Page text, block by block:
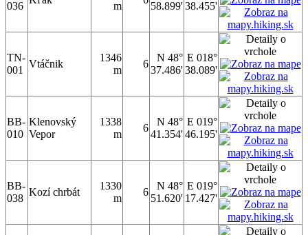
036 m 58.899'38.455'
TN-
001
Vtáčnik
1346
m
6
N 48°
37.486'
E 018°
38.089'
BB-
010
Klenovský
Vepor
1338
m
6
N 48°
41.354'
E 019°
46.195'
BB-
038
Kozí chrbát
1330
m
6
N 48°
51.620'
E 019°
17.427'